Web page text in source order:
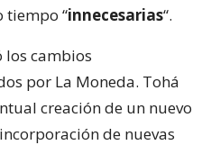
tiempo “innecesarias“.
los cambios
por La Moneda. Tohá
creación de un nuevo
de nuevas